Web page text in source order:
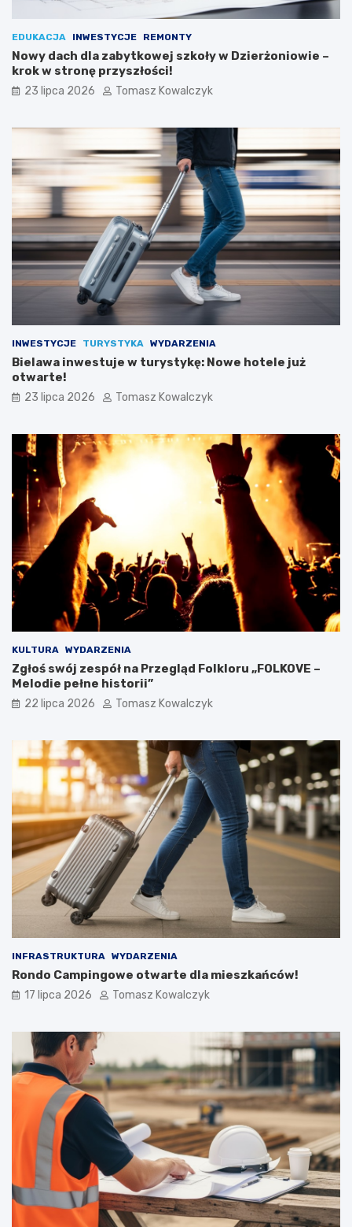
EDUKACJA INWESTYCJE REMONTY
Nowy dach dla zabytkowej szkoły w Dzierżoniowie –
krok w stronę przyszłości!
23 lipca 2026 Tomasz Kowalczyk
INWESTYCJE TURYSTYKA WYDARZENIA
Bielawa inwestuje w turystykę: Nowe hotele już
otwarte!
23 lipca 2026 Tomasz Kowalczyk
KULTURA WYDARZENIA
Zgłoś swój zespół na Przegląd Folkloru „FOLKOVE –
Melodie pełne historii”
22 lipca 2026 Tomasz Kowalczyk
INFRASTRUKTURA WYDARZENIA
Rondo Campingowe otwarte dla mieszkańców!
17 lipca 2026 Tomasz Kowalczyk